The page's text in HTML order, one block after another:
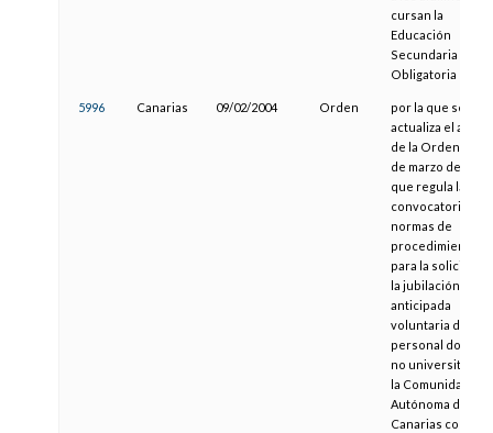
cursan la
Educación
Secundaria
Obligatoria
5996 Canarias 09/02/2004 Orden
por la que se
actualiza el anexo
de la Orden de 13
de marzo de 2002,
que regula la
convocatoria y
normas de
procedimiento
para la solicitud
la jubilación
anticipada
voluntaria del
personal
no universitario
la Comunidad
Autónoma de
Canarias